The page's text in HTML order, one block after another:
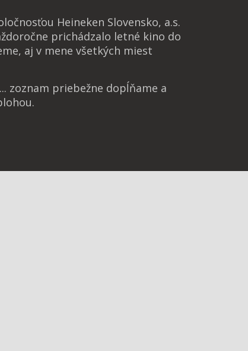
Heineken Slovensko, a.s.
prichádzalo letné kino do
aj v mene všetkých miest
zoznam priebežne dopĺňame a